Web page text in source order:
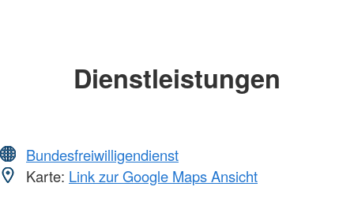
Dienstleistungen
Bundesfreiwilligendienst
Karte: Link zur Google Maps Ansicht